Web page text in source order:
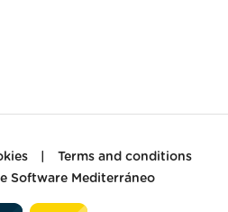
Terms and conditions
Software Mediterráneo